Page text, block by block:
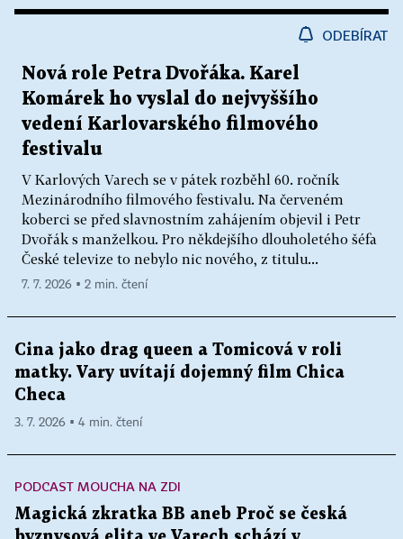
ODEBÍRAT
Nová role Petra Dvořáka. Karel
Komárek ho vyslal do nejvyššího
vedení Karlovarského filmového
festivalu
V Karlových Varech se v pátek rozběhl 60. ročník
Mezinárodního filmového festivalu. Na červeném
koberci se před slavnostním zahájením objevil i Petr
Dvořák s manželkou. Pro někdejšího dlouholetého šéfa
České televize to nebylo nic nového, z titulu...
7. 7. 2026 ▪ 2 min. čtení
Cina jako drag queen a Tomicová v roli
matky. Vary uvítají dojemný film Chica
Checa
3. 7. 2026 ▪ 4 min. čtení
PODCAST MOUCHA NA ZDI
Magická zkratka BB aneb Proč se česká